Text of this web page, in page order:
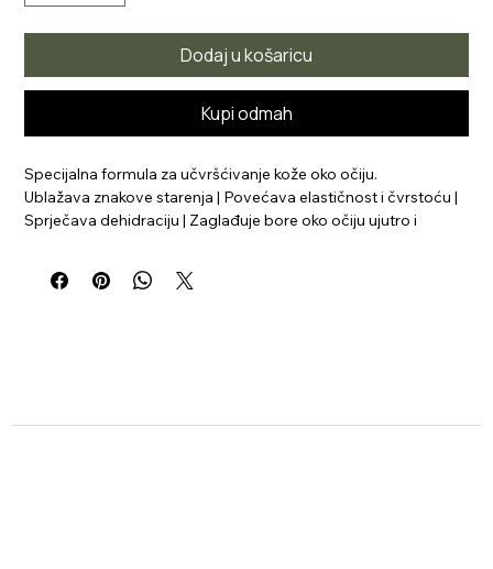
Dodaj u košaricu
Kupi odmah
Specijalna formula za učvršćivanje kože oko očiju.
Ublažava znakove starenja | Povećava elastičnost i čvrstoću |
Sprječava dehidraciju | Zaglađuje bore oko očiju ujutro i
Silikoni – zaglađuju, stvaraju zaštitni sloj | Crvena morska alga –
smanjuje fine linije | Vitamini A, C i E – obnavljaju | malina -